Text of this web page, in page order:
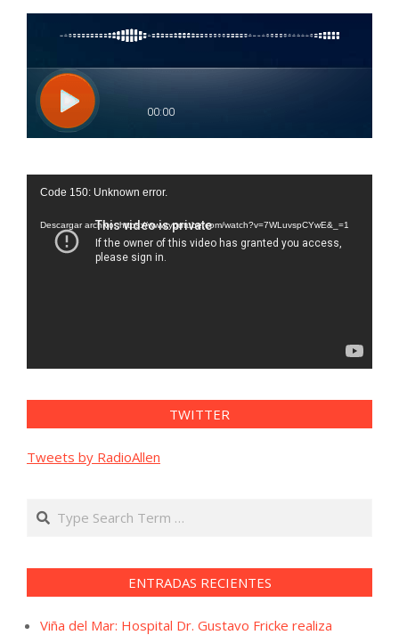
Reproductor
vídeo
Code 150: Unknown error.
Descargar archivo: https://www.youtube.com/watch?v=7WLuvspCYwE&_=1
TWITTER
Tweets by RadioAllen
Search
ENTRADAS RECIENTES
Viña del Mar: Hospital Dr. Gustavo Fricke realiza